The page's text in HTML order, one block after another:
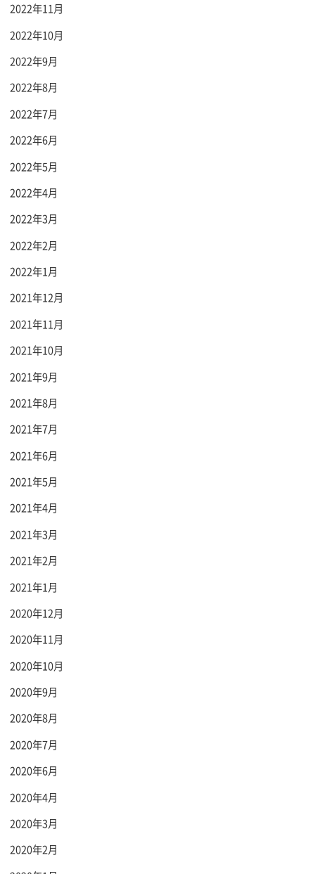
2022年11月
2022年10月
2022年9月
2022年8月
2022年7月
2022年6月
2022年5月
2022年4月
2022年3月
2022年2月
2022年1月
2021年12月
2021年11月
2021年10月
2021年9月
2021年8月
2021年7月
2021年6月
2021年5月
2021年4月
2021年3月
2021年2月
2021年1月
2020年12月
2020年11月
2020年10月
2020年9月
2020年8月
2020年7月
2020年6月
2020年4月
2020年3月
2020年2月